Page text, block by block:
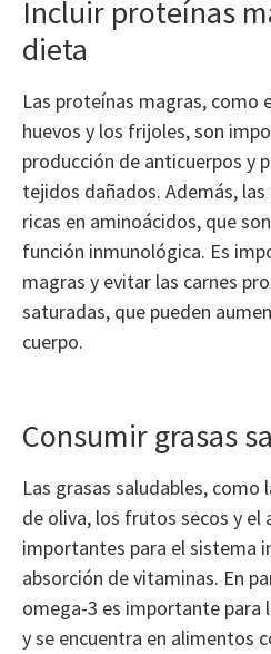
Incluir proteínas
dieta
Las proteínas magras, como
huevos y los frijoles, son
producción de anticuerpos y
tejidos dañados. Además,
ricas en aminoácidos, que
función inmunológica. Es
magras y evitar las carnes
saturadas, que pueden
cuerpo.
Consumir grasas
Las grasas saludables, como
de oliva, los frutos secos y el
importantes para el sistema
absorción de vitaminas. En
omega-3 es importante para
y se encuentra en alimentos